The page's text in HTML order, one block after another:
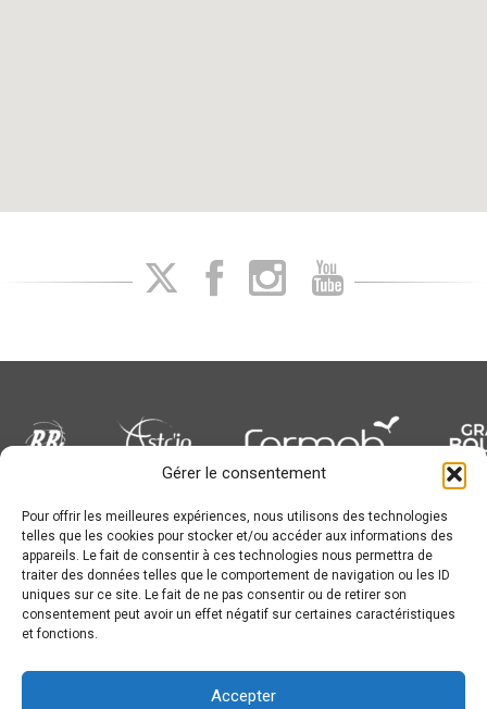
Gérer le consentement
Pour offrir les meilleures expériences, nous utilisons des technologies
telles que les cookies pour stocker et/ou accéder aux informations des
appareils. Le fait de consentir à ces technologies nous permettra de
traiter des données telles que le comportement de navigation ou les ID
uniques sur ce site. Le fait de ne pas consentir ou de retirer son
consentement peut avoir un effet négatif sur certaines caractéristiques
et fonctions.
Accepter
Newsletter